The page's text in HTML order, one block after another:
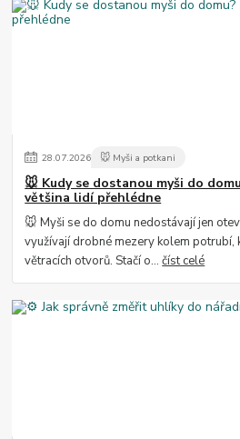
28.07.2026 🐭 Myši a potkani
🐭 Kudy se dostanou myši do
většina lidí přehlédne
🐭 Myši se do domu nedostávají jen
využívají drobné mezery kolem potrubí,
větracích otvorů. Stačí o...číst celé